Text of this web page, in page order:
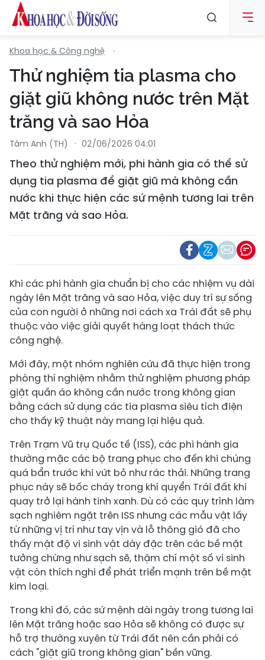
Khoa học & Công nghệ
Thử nghiệm tia plasma cho
giặt giũ không nước trên Mặt
trăng và sao Hỏa
Tâm Anh (TH) 02/06/2026 04:01
Theo thử nghiệm mới, phi hành gia có thể sử
dụng tia plasma để giặt giũ mà không cần
nước khi thực hiện các sứ mệnh tương lai trên
Mặt trăng và sao Hỏa.
Khi các phi hành gia chuẩn bị cho các nhiệm vụ dài
ngày lên Mặt trăng và sao Hỏa, việc duy trì sự sống
của con người ở những nơi cách xa Trái đất sẽ phụ
thuộc vào việc giải quyết hàng loạt thách thức
công nghệ.
Mới đây, một nhóm nghiên cứu đã thực hiện trong
phòng thí nghiệm nhằm thử nghiệm phương pháp
giặt quần áo không cần nước trong không gian
bằng cách sử dụng các tia plasma siêu tích điện
cho thấy kỹ thuật này mang lại hiệu quả.
Trên Trạm Vũ trụ Quốc tế (ISS), các phi hành gia
thường mặc các bộ trang phục cho đến khi chúng
quá bẩn trước khi vứt bỏ như rác thải. Những trang
phục này sẽ bốc cháy trong khí quyển Trái đất khi
quay trở lại hành tinh xanh. Dù có các quy trình làm
sạch nghiêm ngặt trên ISS nhưng các mẫu vật lấy
từ những vị trí như tay vịn và lỗ thông gió đã cho
thấy mật độ vi sinh vật dày đặc trên các bề mặt
tưởng chừng như sạch sẽ, thậm chí một số vi sinh
vật còn thích nghi để phát triển mạnh trên bề mặt
kim loại.
Trong khi đó, các sứ mệnh dài ngày trong tương lai
lên Mặt trăng hoặc sao Hỏa sẽ không có được sự
hỗ trợ thường xuyên từ Trái đất nên cần phải có
cách "giặt giũ trong không gian" bền vững.